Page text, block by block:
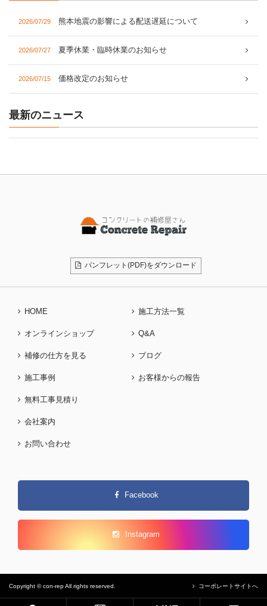
2026/07/29 熊本地震の影響による配送遅延について
2026/07/27 夏季休業・臨時休業のお知らせ
2026/07/15 価格改定のお知らせ
最新のニュース
パンフレット(PDF)をダウンロード
HOME
オンラインショップ
補修の仕方を見る
施工事例
施工方法一覧
Q&A
ブログ
お客様からの報告
無料工事見積り
会社案内
お問い合わせ
Facebook
Instagram
Copyright © con-rep All rights reserved. コーポレートサイトへ